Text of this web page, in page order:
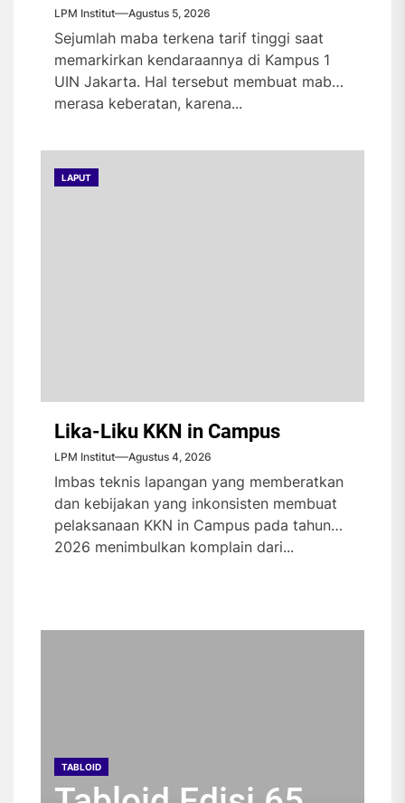
LPM Institut Agustus 5, 2026
Sejumlah maba terkena tarif tinggi saat
memarkirkan kendaraannya di Kampus 1
UIN Jakarta. Hal tersebut membuat maba
merasa keberatan, karena...
LAPUT
Lika-Liku KKN in Campus
LPM Institut Agustus 4, 2026
Imbas teknis lapangan yang memberatkan
dan kebijakan yang inkonsisten membuat
pelaksanaan KKN in Campus pada tahun
2026 menimbulkan komplain dari...
TABLOID
TABLOID
TABLOID
TABLOID